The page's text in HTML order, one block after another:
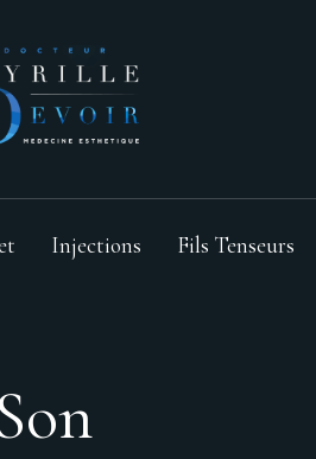
Injections Fils Tenseurs